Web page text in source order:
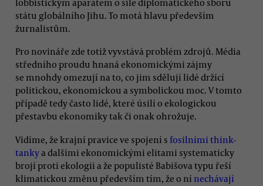
státu globálního Jihu. To motá hlavu především
žurnalistům.
Pro novináře zde totiž vyvstává problém zdrojů. Média
středního proudu hnaná ekonomickými zájmy
se mnohdy omezují na to, co jim sdělují lidé držící
politickou, ekonomickou a symbolickou moc. V tomto
případě tedy často lidé, které úsilí o ekologickou
přestavbu ekonomiky tak či onak ohrožuje.
Vidíme, že krajní pravice ve spojení s fosilními think-
tankya dalšími ekonomickými elitami systematicky
brojí proti ekologii a že populisté Babišova typu řeší
klimatickou změnu především tím, že o ní nechávají